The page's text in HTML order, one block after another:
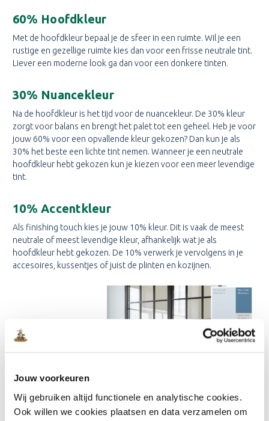
Jouw voorkeuren
Wij gebruiken altijd functionele en analytische cookies.
Ook willen we cookies plaatsen en data verzamelen om
60% Hoofdkleur
Met de hoofdkleur bepaal je de sfeer in een ruimte. Wil je een
rustige en gezellige ruimte kies dan voor een frisse neutrale tint.
Liever een moderne look ga dan voor een donkere tinten.
30% Nuancekleur
Na de hoofdkleur is het tijd voor de nuancekleur. De 30% kleur
zorgt voor balans en brengt het palet tot een geheel. Heb je voor
jouw 60% voor een opvallende kleur gekozen? Dan kun je als
30% het beste een lichte tint nemen. Wanneer je een neutrale
hoofdkleur hebt gekozen kun je kiezen voor een meer levendige
tint.
10% Accentkleur
Als finishing touch kies je jouw 10% kleur. Dit is vaak de meest
neutrale of meest levendige kleur, afhankelijk wat je als
hoofdkleur hebt gekozen. De 10% verwerk je vervolgens in je
accesoires, kussentjes of juist de plinten en kozijnen.